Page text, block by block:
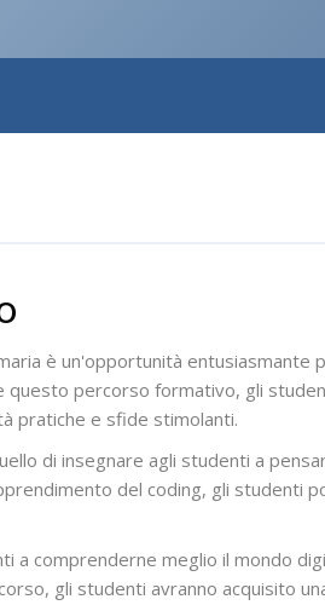
è un'opportunità
percorso formativo, gli
pratiche e sfide stimolanti.
di insegnare agli studenti a
del coding, gli studenti
a comprenderne meglio il mondo
gli studenti avranno acquisito